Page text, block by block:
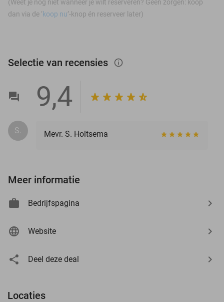
(Weet je nog niet wanneer je wilt reserveren? Geen zorgen: koop
dan via de ‘koop nu’-knop én reserveer later)
Selectie van recensies info_outlined
9,4
S. Mevr. S. Holtsema
Meer informatie
Bedrijfspagina
Website
Deel deze deal
Locaties